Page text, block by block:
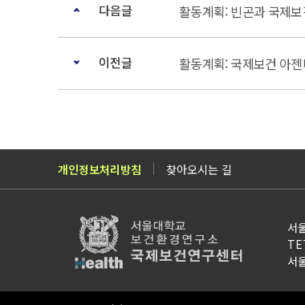
다음글 활동계획: 빈곤과 국제
이전글 활동계획: 국제보건 아
개인정보처리방침 찾아오시는 길
서
서